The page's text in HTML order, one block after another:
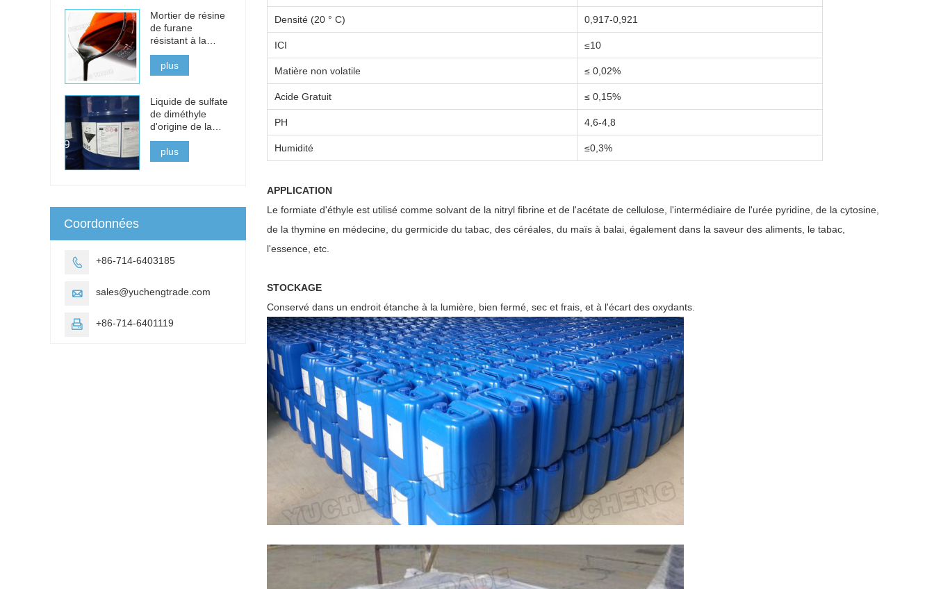
Densité (20 ° C) 0,917-0,921
ICI ≤10
Matière non volatile ≤ 0,02%
Acide Gratuit ≤ 0,15%
PH 4,6-4,8
Humidité ≤0,3%
APPLICATION
Le formiate d'éthyle est utilisé comme solvant de la nitryl fibrine et de l'acétate de cellulose, l'intermédiaire de l'urée pyridine, de la cytosine,
de la thymine en médecine, du germicide du tabac, des céréales, du maïs à balai, également dans la saveur des aliments, le tabac,
l'essence, etc.
STOCKAGE
Conservé dans un endroit étanche à la lumière, bien fermé, sec et frais, et à l'écart des oxydants.
Mortier de résine
de furane
résistant à la
corrosion pour les
briques acides
plus
Liquide de sulfate
de diméthyle
d'origine de la
Chine à vendre
plus
Coordonnées
 +86-714-6403185
 sales@yuchengtrade.com
 +86-714-6401119